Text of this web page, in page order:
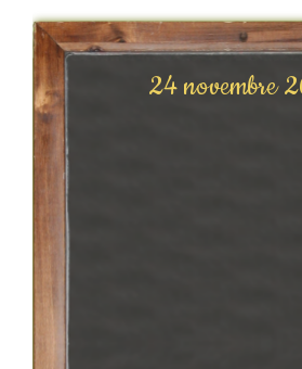
24 novembre